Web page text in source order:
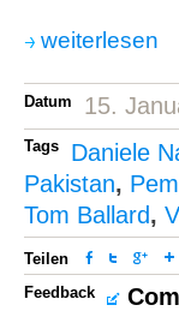
weiterlesen
Datum 15.
Tags Daniele
Pakistan,
Tom Ballard,
Teilen
Feedback